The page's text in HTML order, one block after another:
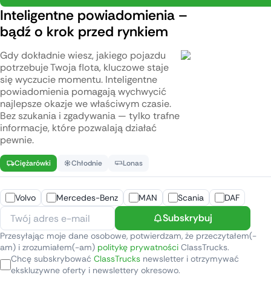
Inteligentne powiadomienia –
bądź o krok przed rynkiem
Gdy dokładnie wiesz, jakiego pojazdu
potrzebuje Twoja flota, kluczowe staje
się wyczucie momentu. Inteligentne
powiadomienia pomagają wychwycić
najlepsze okazje we właściwym czasie.
Bez szukania i zgadywania — tylko trafne
informacje, które pozwalają działać
pewnie.
Ciężarówki Chłodnie Lonas
Volvo Mercedes-Benz MAN Scania DAF
Subskrybuj
Przesyłając moje dane osobowe, potwierdzam, że przeczytałem(-
am) i zrozumiałem(-am) politykę prywatności ClassTrucks.
Chcę subskrybować ClassTrucks newsletter i otrzymywać
ekskluzywne oferty i newslettery okresowo.